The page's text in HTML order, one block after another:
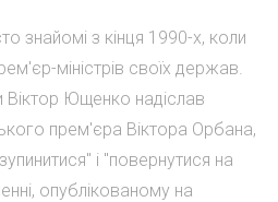
знайомі з кінця 1990-х, коли
міністрів своїх держав.
Віктор Ющенко надіслав
прем'єра Віктора Орбана,
і "повернутися на
опублікованому на